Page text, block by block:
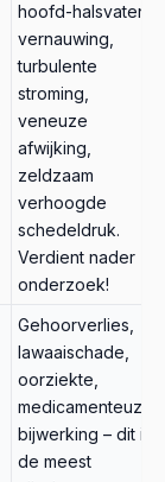
hoofd-halsvaten,
vernauwing,
turbulente
stroming,
veneuze
afwijking,
zeldzaam
verhoogde
schedeldruk.
Verdient nader
onderzoek!
Gehoorverlies,
lawaaischade,
oorziekte,
medicamenteuze
bijwerking – dit is
de meest